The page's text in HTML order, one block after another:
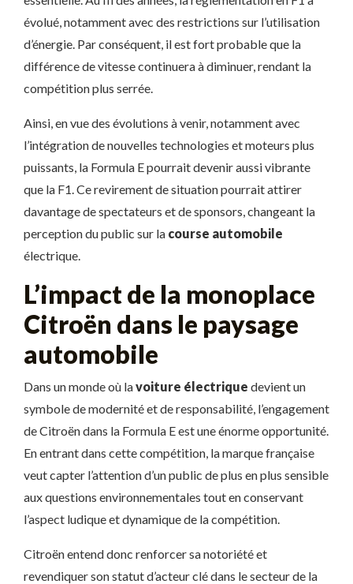
évolué, notamment avec des restrictions sur l’utilisation
d’énergie. Par conséquent, il est fort probable que la
différence de vitesse continuera à diminuer, rendant la
compétition plus serrée.
Ainsi, en vue des évolutions à venir, notamment avec
l’intégration de nouvelles technologies et moteurs plus
puissants, la Formula E pourrait devenir aussi vibrante
que la F1. Ce revirement de situation pourrait attirer
davantage de spectateurs et de sponsors, changeant la
perception du public sur la course automobile
électrique.
L’impact de la monoplace
Citroën dans le paysage
automobile
Dans un monde où lavoiture électrique devient un
symbole de modernité et de responsabilité, l’engagement
de Citroën dans la Formula E est une énorme opportunité.
En entrant dans cette compétition, la marque française
veut capter l’attention d’un public de plus en plus sensible
aux questions environnementales tout en conservant
l’aspect ludique et dynamique de la compétition.
Citroën entend donc renforcer sa notoriété et
revendiquer son statut d’acteur clé dans le secteur de la